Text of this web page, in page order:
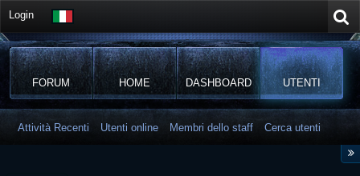
Login
FORUM HOME DASHBOARD UTENTI
Attività Recenti Utenti online Membri dello staff Cerca utenti